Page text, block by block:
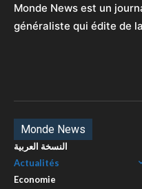
Monde News est un
généraliste qui édite de
Monde News
النسخة العربية
Actualités
Economie